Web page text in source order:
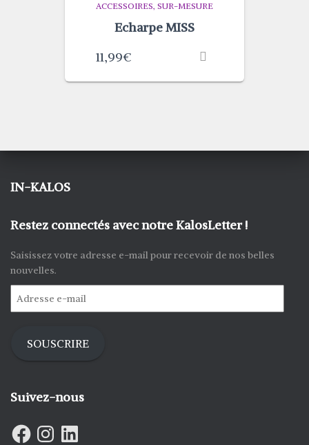
ACCESSOIRES SUR-MESURE
Echarpe MISS
11,99€
IN-KALOS
Restez connectés avec notre KalosLetter !
Saisissez votre adresse e-mail pour recevoir de nos belles
nouvelles.
SOUSCRIRE
Suivez-nous